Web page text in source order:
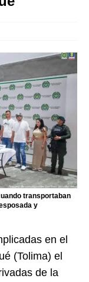
transportaban
y
en el
(Tolima) el
de la